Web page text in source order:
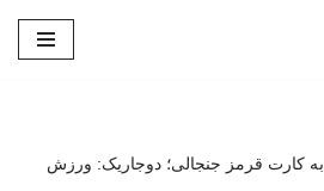
کارت قرمز جنجالی؛ دوجاریک: ورزش